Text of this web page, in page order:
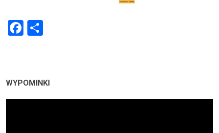
Facebook
WYPOMINKI